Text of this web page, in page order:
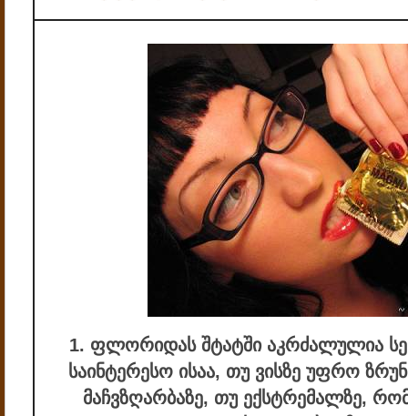
1. ფლორიდას შტატში აკრძალულია
საინტერესო ისაა, თუ ვისზე უფრო
მაჩვზღარბაზე, თუ ექსტრემალზე,